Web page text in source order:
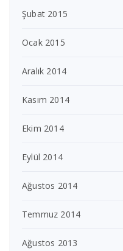
Şubat 2015
Ocak 2015
Aralık 2014
Kasım 2014
Ekim 2014
Eylül 2014
Ağustos 2014
Temmuz 2014
Ağustos 2013